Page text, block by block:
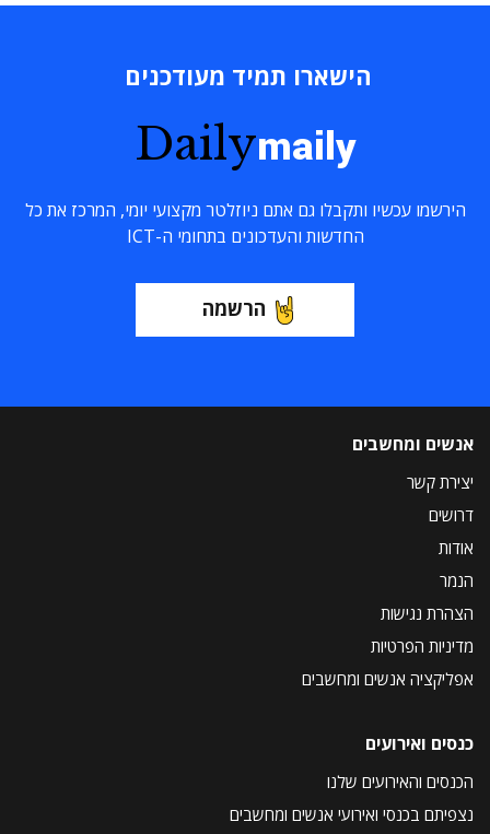
הישארו תמיד מעודכנים
Dailymaily
הירשמו עכשיו ותקבלו גם אתם ניוזלטר מקצועי יומי, המרכז את כל
החדשות והעדכונים בתחומי ה-ICT
הרשמה
אנשים ומחשבים
יצירת קשר
דרושים
אודות
הנמר
הצהרת נגישות
מדיניות הפרטיות
אפליקציה אנשים ומחשבים
כנסים ואירועים
הכנסים והאירועים שלנו
נצפיתם בכנסי ואירועי אנשים ומחשבים